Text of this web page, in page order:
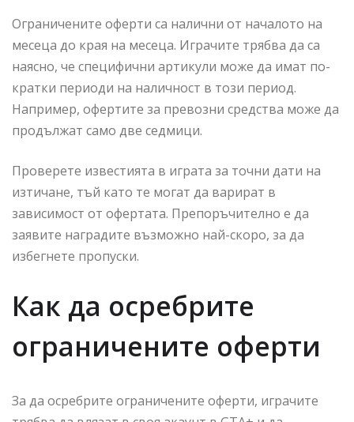
Ограничените оферти са налични от началото на
месеца до края на месеца. Играчите трябва да са
наясно, че специфични артикули може да имат по-
кратки периоди на наличност в този период.
Например, офертите за превозни средства може да
продължат само две седмици.
Проверете известията в играта за точни дати на
изтичане, тъй като те могат да варират в
зависимост от офертата. Препоръчително е да
заявите наградите възможно най-скоро, за да
избегнете пропуски.
Как да осребрите
ограничените оферти
За да осребрите ограничените оферти, играчите